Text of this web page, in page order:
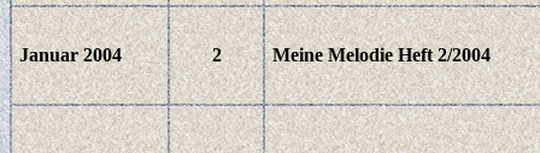
Januar 2004 2 Meine Melodie Heft 2/2004